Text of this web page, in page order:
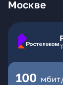
Москве
100